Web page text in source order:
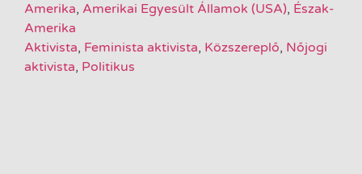
Amerika, Amerikai Egyesült Államok (USA), Észak-
Amerika
Aktivista, Feminista aktivista, Közszereplő, Nőjogi
aktivista, Politikus